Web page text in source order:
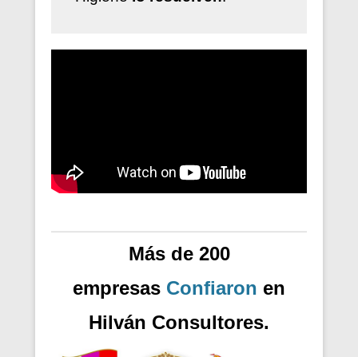
Más de 200
empresas Confiaron en
Hilván Consultores.